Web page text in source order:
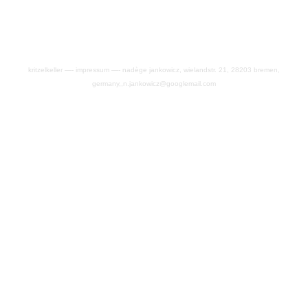
kritzelkeller —- impressum —- nadège jankowicz, wielandstr. 21, 28203 bremen,
germany,,n.jankowicz@googlemail.com